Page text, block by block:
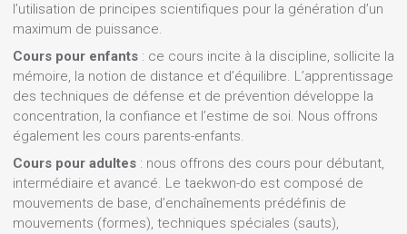
l’utilisation de principes scientifiques pour la génération d’un
maximum de puissance.
Cours pour enfants : ce cours incite à la discipline, sollicite la
mémoire, la notion de distance et d’équilibre. L’apprentissage
des techniques de défense et de prévention développe la
concentration, la confiance et l’estime de soi. Nous offrons
également les cours parents-enfants.
Cours pour adultes : nous offrons des cours pour débutant,
intermédiaire et avancé. Le taekwon-do est composé de
mouvements de base, d’enchaînements prédéfinis de
mouvements (formes), techniques spéciales (sauts),